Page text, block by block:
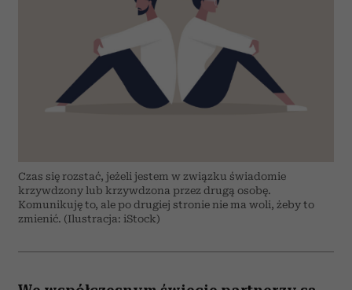
Czas się rozstać, jeżeli jestem w związku świadomie
krzywdzony lub krzywdzona przez drugą osobę.
Komunikuję to, ale po drugiej stronie nie ma woli, żeby to
zmienić. (Ilustracja: iStock)